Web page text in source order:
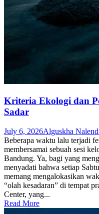
Kriteria Ekologi dan
Sadar
July 6, 2026Alguskha
Beberapa waktu lalu terjadi
membersamai sebuah sesi
Bandung. Ya, bagi yang
menyadati bahwa setiap
memang mengalokasikan
“olah kesadaran” di tempat
Center, yang...
Read More